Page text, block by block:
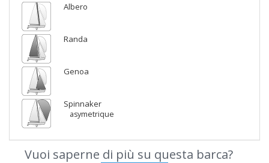
Albero
Randa
Genoa
Spinnaker
asymetrique
Vuoi saperne di più su questa barca?